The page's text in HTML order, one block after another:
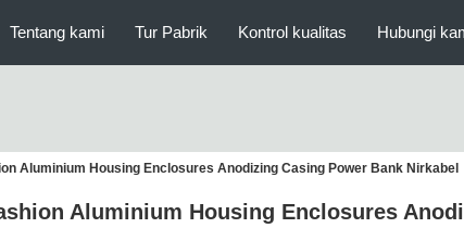
Tentang kami Tur Pabrik Kontrol kualitas Hubungi
Aluminium Housing Enclosures Anodizing Casing Power Bank Nirkabel
Aluminium Housing Enclosures